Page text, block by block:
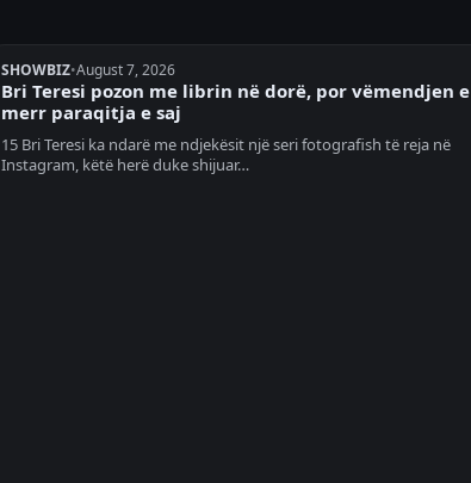
SHOWBIZ•August 7, 2026
Bri Teresi pozon me librin në dorë, por vëmendjen e
merr paraqitja e saj
15 Bri Teresi ka ndarë me ndjekësit një seri fotografish të reja në
Instagram, këtë herë duke shijuar…